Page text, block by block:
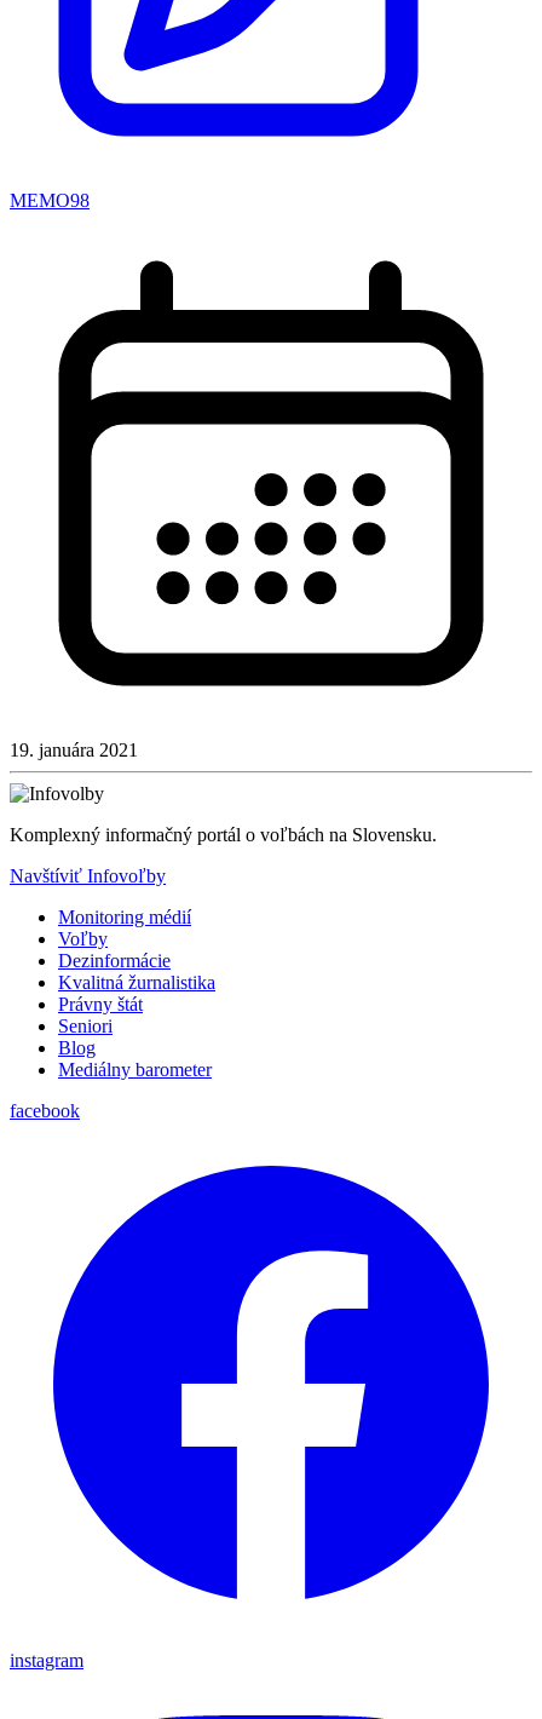
MEMO98
19. januára 2021
Komplexný informačný portál o voľbách na Slovensku.
Navštíviť Infovoľby
Monitoring médií
Voľby
Dezinformácie
Kvalitná žurnalistika
Právny štát
Seniori
Blog
Mediálny barometer
facebook
instagram